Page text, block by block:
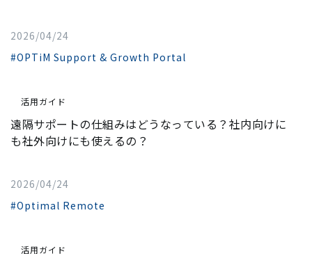
2026/04/24
#OPTiM Support & Growth Portal
活用ガイド
遠隔サポートの仕組みはどうなっている？社内向けに
も社外向けにも使えるの？
2026/04/24
#Optimal Remote
活用ガイド